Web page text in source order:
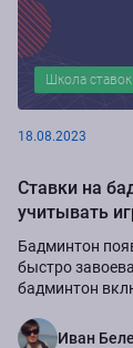
Школа ставок
18.08.2023
Ставки на
учитывать
Бадминтон
быстро
бадминтон
Иван